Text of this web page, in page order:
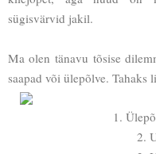
sügisvärvid jakil.
Ma olen tänavu tõsise
saapad või ülepõlve. Tahaks
1.
2.